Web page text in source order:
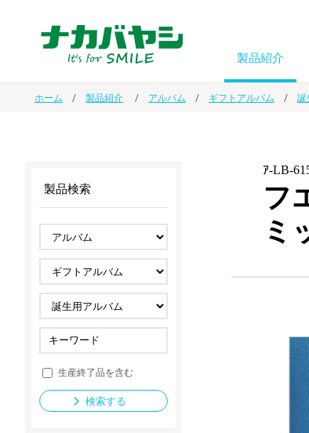
製品紹介
スマートフォン・
タブレット関連
防災・
セキュリティ用品
法人向け製品
オーダー手帳・ノベルティ制作
ドキュメントスキャニングサービス
導入事例
IR情報
サステナビリティ
ホーム 製品紹介 アルバム ギフトアルバム 誕
ｱ-LB-
フ
ミ
製品検索
生産終了品を含む
検索する